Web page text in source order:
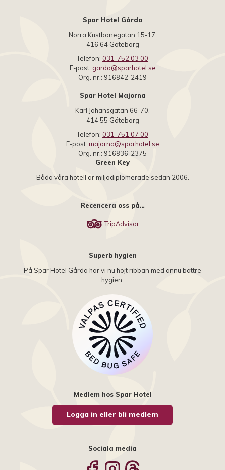
Spar Hotel Gårda
Norra Kustbanegatan 15-17,
416 64 Göteborg
Telefon: 031-752 03 00
E-post: garda@sparhotel.se
Org. nr.: 916842-2419
Spar Hotel Majorna
Karl Johansgatan 66-70,
414 55 Göteborg
Telefon: 031-751 07 00
E-post: majorna@sparhotel.se
Org. nr.: 916836-2375
Green Key
Båda våra hotell är miljödiplomerade sedan 2006.
Recencera oss på…
TripAdvisor
Superb hygien
På Spar Hotel Gårda har vi nu höjt ribban med ännu bättre
hygien.
Medlem hos Spar Hotel
Logga in eller bli medlem
Sociala media